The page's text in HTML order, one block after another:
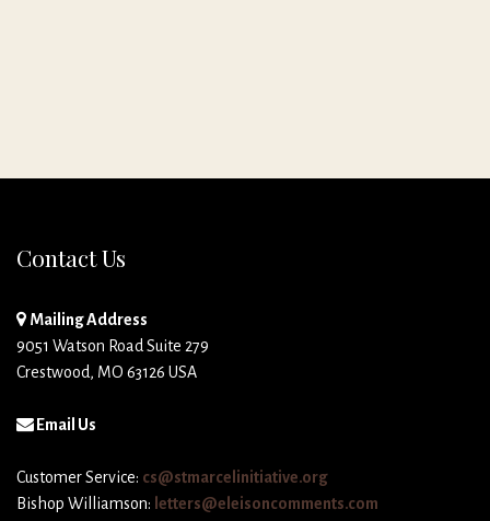
Contact Us
Mailing Address
9051 Watson Road Suite 279
Crestwood, MO 63126 USA
Email Us
Customer Service: cs@stmarcelinitiative.org
Bishop Williamson: letters@eleisoncomments.com